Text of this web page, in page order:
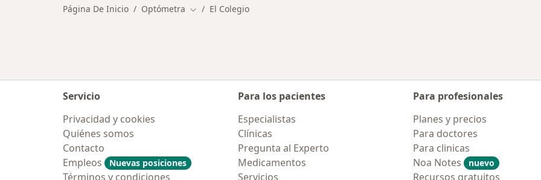
Página De Inicio Optómetra Cambiar de ciudad
El Colegio
Servicio
Privacidad y cookies
Quiénes somos
Contacto
Empleos
Nuevas posiciones
Términos y condiciones
Para los pacientes
Especialistas
Clínicas
Pregunta al Experto
Medicamentos
Servicios
Para profesionales
Planes y precios
Para doctores
Para clinicas
Noa Notes
nuevo
Recursos gratuitos